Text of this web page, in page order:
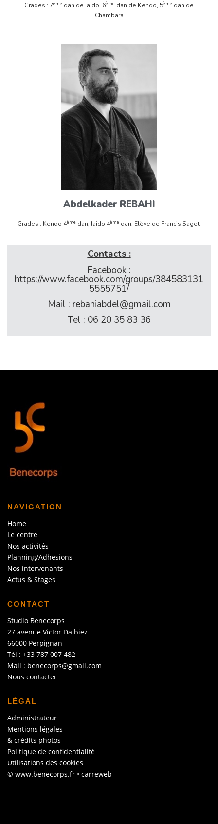
Grades : 7ème dan de Iaïdo, 6ème dan de Kendo, 5ème dan de
Chambara
Abdelkader REBAHI
Grades : Kendo 4ème dan, Iaido 4ème dan. Elève de Francis Saget.
Contacts :
Facebook :
https://www.facebook.com/groups/384583131
5555751/
Mail : rebahiabdel@gmail.com
Tel : 06 20 35 83 36
NAVIGATION
Home
Le centre
Nos activités
Planning/Adhésions
Nos intervenants
Actus & Stages
CONTACT
Studio Benecorps
27 avenue Victor Dalbiez
66000 Perpignan
Tél : +33 787 007 482
Mail : benecorps@gmail.com
Nous contacter
LÉGAL
Administrateur
Mentions légales
& crédits photos
Politique de confidentialité
Utilisations des cookies
© www.benecorps.fr • carreweb